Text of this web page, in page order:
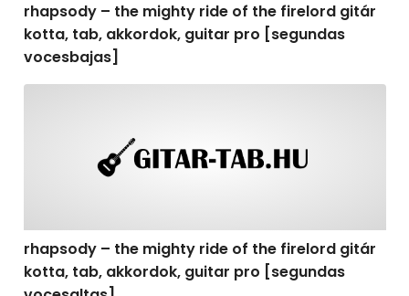
rhapsody – the mighty ride of the firelord gitár
kotta, tab, akkordok, guitar pro [segundas
vocesbajas]
rhapsody – the mighty ride of the firelord gitár
kotta, tab, akkordok, guitar pro [segundas